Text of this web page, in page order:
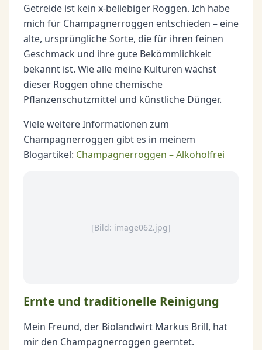
Getreide ist kein x-beliebiger Roggen. Ich habe
mich für Champagnerroggen entschieden – eine
alte, ursprüngliche Sorte, die für ihren feinen
Geschmack und ihre gute Bekömmlichkeit
bekannt ist. Wie alle meine Kulturen wächst
dieser Roggen ohne chemische
Pflanzenschutzmittel und künstliche Dünger.
Viele weitere Informationen zum
Champagnerroggen gibt es in meinem
Blogartikel: Champagnerroggen – Alkoholfrei
[Bild: image062.jpg]
Ernte und traditionelle Reinigung
Mein Freund, der Biolandwirt Markus Brill, hat
mir den Champagnerroggen geerntet.